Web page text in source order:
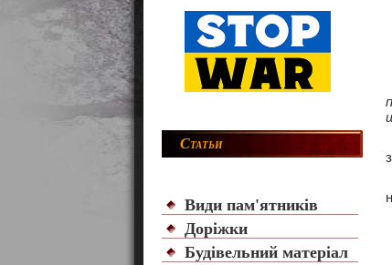
Статьи
Види пам'ятників
Доріжки
Будівельний матеріал